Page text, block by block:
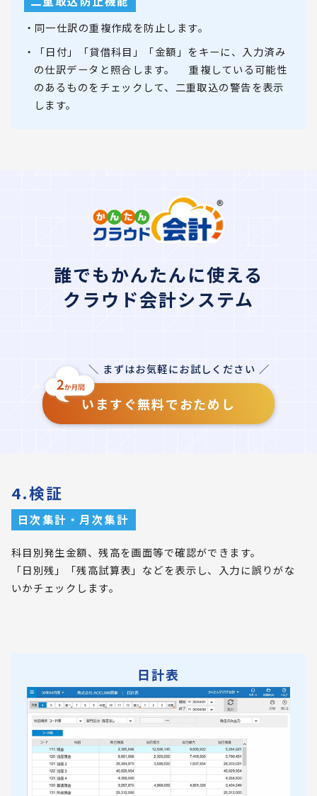
・同一仕訳の重複作成を防止します。
・「日付」「貸借科目」「金額」をキーに、入力済み
の仕訳データと照合します。 重複している可能性
のあるものをチェックして、二重取込の警告を表示
します。
誰でもかんたんに使える
クラウド会計システム
＼ まずはお気軽にお試しください ／
いますぐ無料でおためし
4.検証
日次集計・月次集計
科目別発生金額、残高を画面等で確認ができます。
「日別残」「残高試算表」などを表示し、入力に誤りがな
いかチェックします。
日計表